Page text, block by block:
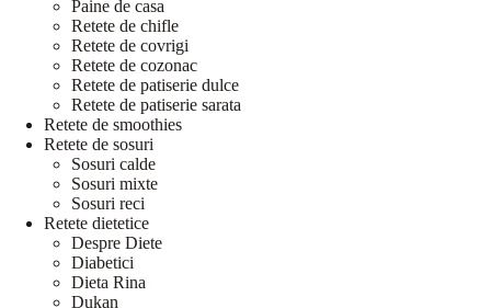
Paine de casa
Retete de chifle
Retete de covrigi
Retete de cozonac
Retete de patiserie dulce
Retete de patiserie sarata
Retete de smoothies
Retete de sosuri
Sosuri calde
Sosuri mixte
Sosuri reci
Retete dietetice
Despre Diete
Diabetici
Dieta Rina
Dukan